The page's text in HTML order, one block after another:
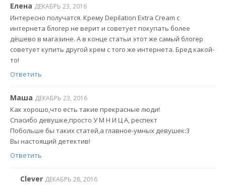
Елена ДЕКАБРЬ 23, 2016
Интересно получатся. Крему Depilation Extra Cream с
интернета блогер не верит и советует покупать более
дёшево в магазине. А в конце статьи этот же самый блогер
советует купить другой крем с того же интернета. Бред какой-
то!
Ответить
Маша ДЕКАБРЬ 23, 2016
Как хорошо,что есть такие прекрасные люди!
Спасибо девушке,просто У М Н И Ц А, респект
Побольше бы таких статей,а главное-умных девушек:3
Вы настоящий детектив!
Ответить
Clever ДЕКАБРЬ 28, 2016